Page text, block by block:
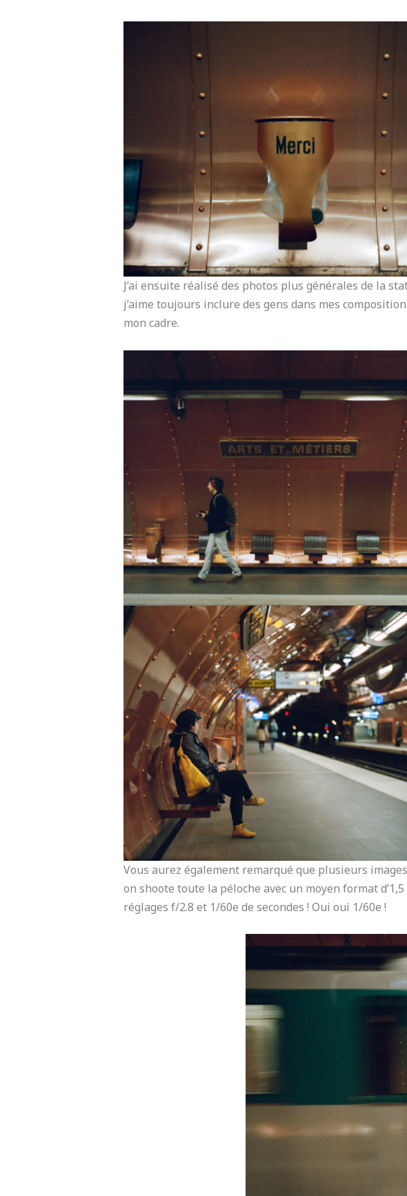
J’ai ensuite réalisé des photos plus générales de la
j’aime toujours inclure des gens dans mes
mon cadre.
Vous aurez également remarqué que plusieurs
on shoote toute la péloche avec un moyen format
réglages f/2.8 et 1/60e de secondes ! Oui oui 1/60e !